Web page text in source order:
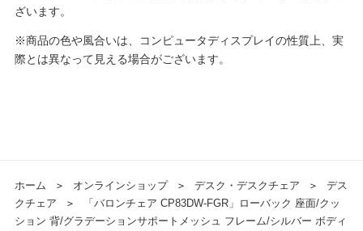
ざいます。
※商品の色や風合いは、コンピュータディスプレイの性質上、実
際とは異なって見える場合がございます。
ホーム ＞ オンラインショップ ＞ デスク・デスクチェア ＞
デス
クチェア
＞
「バロンチェア CP83DW-FGR」ローバック 座面/クッ
ション 背/グラデーションサポートメッシュ フレーム/シルバー ボディ